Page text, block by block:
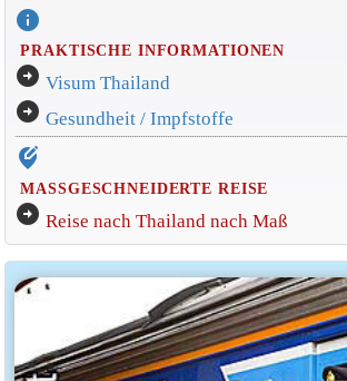
info
PRAKTISCHE INFORMATIONEN
arrow_circle_right Visum Thailand
arrow_circle_right Gesundheit / Impfstoffe
edit_location_alt
MASSGESCHNEIDERTE REISE
arrow_circle_right Reise nach Thailand nach Maß